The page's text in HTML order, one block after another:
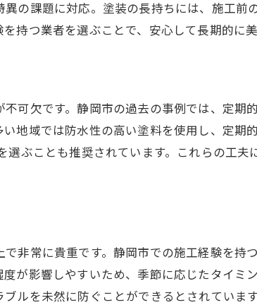
の美しさを長持ちさせる秘訣
の塗装プロジェクト成功の鍵は地域特性の理解
域の気候を考慮したプロジェクト計画
域特性を反映したアプローチ法
例から見る静岡市での建物保護戦略
の課題に対応。塗装の長持ちには、施工前
持つ業者を選ぶことで、安心して長期的に
可欠です。静岡市の過去の事例では、定期
地域では防水性の高い塗料を使用し、定期
ぶことも推奨されています。これらの工
非常に貴重です。静岡市での施工経験を持
が影響しやすいため、季節に応じたタイミ
ルを未然に防ぐことができるとされていま